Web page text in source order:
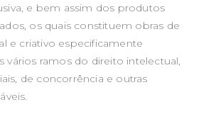
e bem assim dos produtos
os quais constituem obras de
e criativo especificamente
vários ramos do direito intelectual,
de concorrência e outras